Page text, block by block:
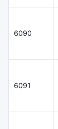
6090
6091